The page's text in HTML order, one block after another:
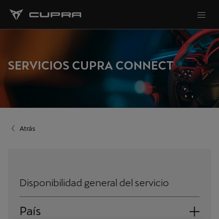
SERVICIOS CUPRA CONNECT
Atrás
Disponibilidad general del servicio
País